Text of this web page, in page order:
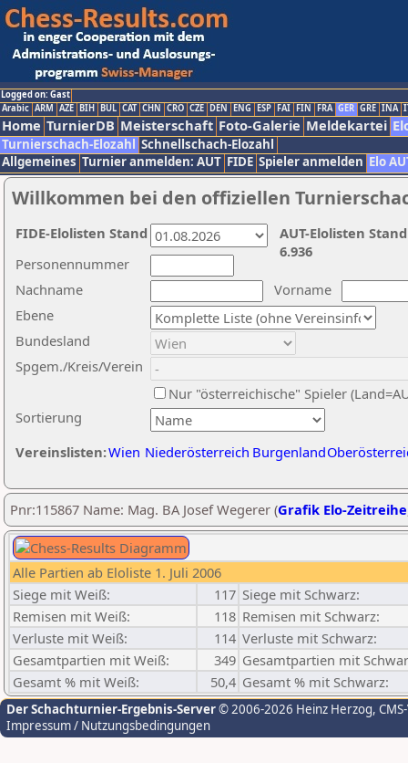
Logged on: Gast
Arabic ARM AZE BIH BUL CAT CHN CRO CZE DEN ENG ESP FAI FIN FRA GER GRE INA
Home TurnierDB Meisterschaft Foto-Galerie Meldekartei
Turnierschach-Elozahl Schnellschach-Elozahl
Allgemeines Turnier anmelden: AUT FIDE Spieler anmelden Elo
Willkommen bei den offiziellen
Nachname
Vorname
Ebene
Sortierung
Personennummer
Bundesland
Spgem./Kreis/Verein
Nur "österreichische" Spieler
Vereinslisten:Wien Niederösterreich Burgenland
AUT-Elolisten
6.936
FIDE-Elolisten Stand
Pnr:115867 Name: Mag. BA Josef Wegerer (Grafik Elo-Zeitreihe
Alle Partien ab Eloliste 1. Juli 2006
Siege mit Weiß:
117 Siege mit Schwarz:
Remisen mit Weiß:
118 Remisen mit Schwarz:
Verluste mit Weiß:
114 Verluste mit Schwarz:
Gesamtpartien mit Weiß:
349 Gesamtpartien mit
Gesamt % mit Weiß:
50,4 Gesamt % mit Schwarz:
Der Schachturnier-Ergebnis-Server© 2006-2026 Heinz Herzog,
Impressum / Nutzungsbedingungen